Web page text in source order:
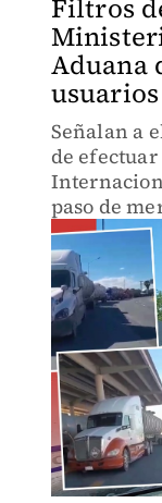
Filtros
Aduana
usuarios
Señalan a
de
paso de